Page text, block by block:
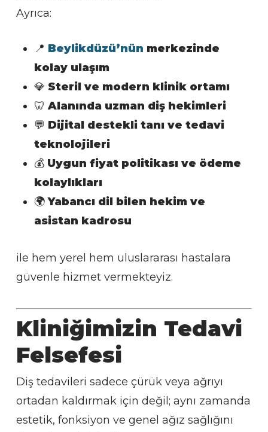
Ayrıca:
📍 Beylikdüzü’nün merkezinde
kolay ulaşım
💎 Steril ve modern klinik ortamı
🦷Alanında uzman diş hekimleri
💬 Dijital destekli tanı ve tedavi
teknolojileri
💰 Uygun fiyat politikası ve ödeme
kolaylıkları
🌍Yabancı dil bilen hekim ve
asistan kadrosu
ile hem yerel hem uluslararası hastalara
güvenle hizmet vermekteyiz.
Kliniğimizin Tedavi
Felsefesi
Diş tedavileri sadece çürük veya ağrıyı
ortadan kaldırmak için değil; aynı zamanda
estetik, fonksiyon ve genel ağız sağlığını